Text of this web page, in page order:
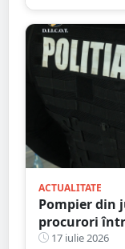
ACTUALITATE
Pompier din
procurori
infantilă
17 iulie 2026